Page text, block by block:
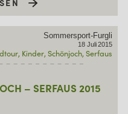
Sommersport-Furgli
18 Juli 2015
Kinder Schönjoch Serfaus
– SERFAUS 2015